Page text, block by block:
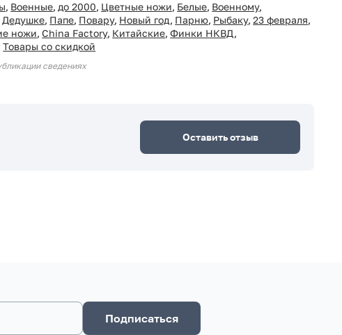
, Военные, до 2000, Цветные ножи, Белые, Военному,
Дедушке, Папе, Повару, Новый год, Парню, Рыбаку, 23 февраля,
ножи, China Factory, Китайские, Финки НКВД,
Товары со скидкой
сведениях
Оставить отзыв
Подписаться